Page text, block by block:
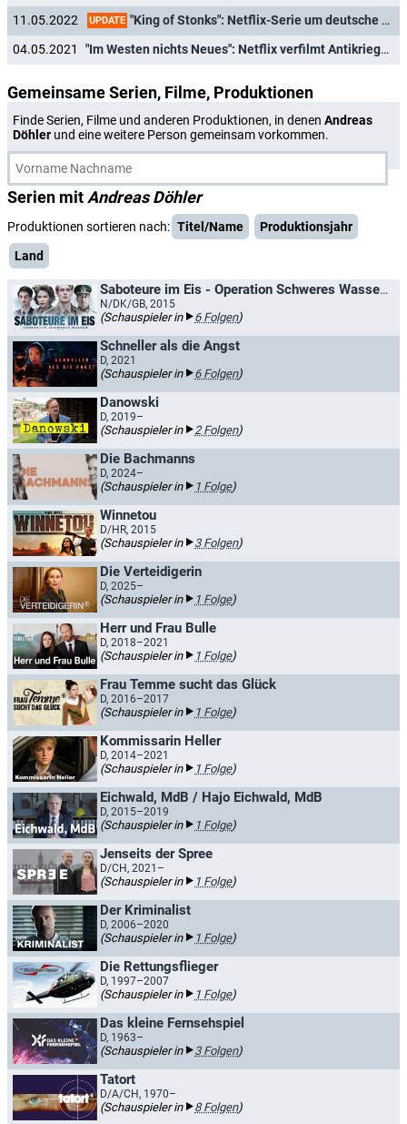
11.05.2022
UPDATE "King of Stonks": Netflix-Serie um deutsche Finanzstümper findet Starttermin
04.05.2021 "Im Westen nichts Neues": Netflix verfilmt Antikriegsroman neu
Gemeinsame Serien, Filme, Produktionen
Finde Serien, Filme und anderen Produktionen, in denen Andreas
Döhler und eine weitere Person gemeinsam vorkommen.
Serien mit Andreas Döhler
Produktionen sortieren nach: Titel/Name
Produktionsjahr
Land
Saboteure im Eis - Operation Schweres Wasser / The Saboteurs
N/DK/GB, 2015
(Schauspieler in 6 Folgen)
Schneller als die Angst
D, 2021
(Schauspieler in 6 Folgen)
Danowski
D, 2019–
(Schauspieler in 2 Folgen)
Die Bachmanns
D, 2024–
(Schauspieler in 1 Folge)
Winnetou
D/HR, 2015
(Schauspieler in 3 Folgen)
Die Verteidigerin
D, 2025–
(Schauspieler in 1 Folge)
Herr und Frau Bulle
D, 2018–2021
(Schauspieler in 1 Folge)
Frau Temme sucht das Glück
D, 2016–2017
(Schauspieler in 1 Folge)
Kommissarin Heller
D, 2014–2021
(Schauspieler in 1 Folge)
Eichwald, MdB / Hajo Eichwald, MdB
D, 2015–2019
(Schauspieler in 1 Folge)
Jenseits der Spree
D/CH, 2021–
(Schauspieler in 1 Folge)
Der Kriminalist
D, 2006–2020
(Schauspieler in 1 Folge)
Die Rettungsflieger
D, 1997–2007
(Schauspieler in 1 Folge)
Das kleine Fernsehspiel
D, 1963–
(Schauspieler in 3 Folgen)
Tatort
D/A/CH, 1970–
(Schauspieler in 8 Folgen)